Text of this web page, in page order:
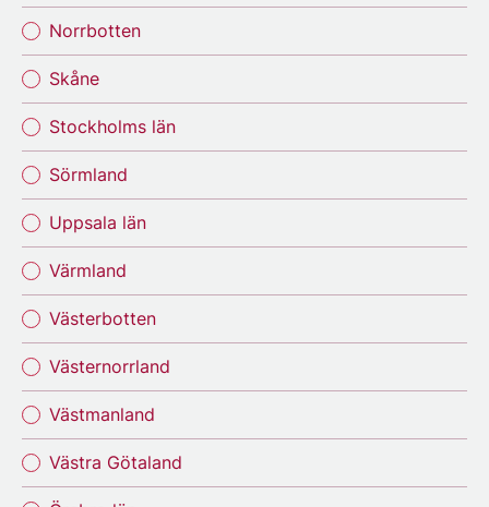
Norrbotten
Skåne
Stockholms län
Sörmland
Uppsala län
Värmland
Västerbotten
Västernorrland
Västmanland
Västra Götaland